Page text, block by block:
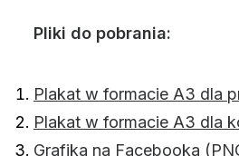
Pliki do pobrania:
Plakat w formacie A3 dla
Plakat w formacie A3 dla
Grafika na Facebooka